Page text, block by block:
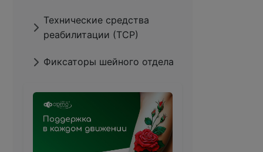
Технические средства
реабилитации (ТСР)
Фиксаторы шейного отдела